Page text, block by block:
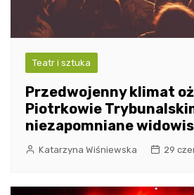
Teatr i sztuka
Przedwojenny klimat
Piotrkowie
niezapomniane
Katarzyna Wiśniewska 29